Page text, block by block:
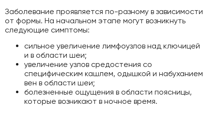
Заболевание проявляется по-разному в зависимости
от формы. На начальном этапе могут возникнуть
следующие симптомы:
сильное увеличение лимфоузлов над ключицей
и в области шеи;
увеличение узлов средостения со
специфическим кашлем, одышкой и набуханием
вен в области шеи;
болезненные ощущения в области поясницы,
которые возникают в ночное время.